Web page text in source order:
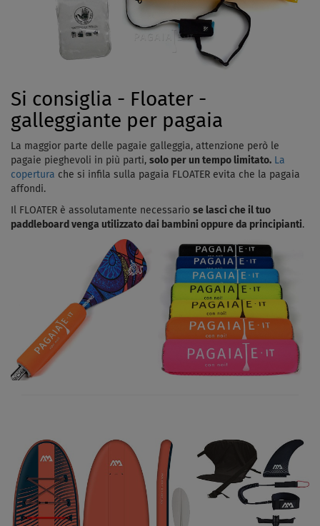
Si consiglia - Floater -
galleggiante per pagaia
La maggior parte delle pagaie galleggia, attenzione però le
pagaie pieghevoli in più parti, solo per un tempo limitato. La
copertura che si infila sulla pagaia FLOATER evita che la pagaia
affondi.
Il FLOATER è assolutamente necessario se lasci che il tuo
paddleboard venga utilizzato dai bambini oppure da principianti.